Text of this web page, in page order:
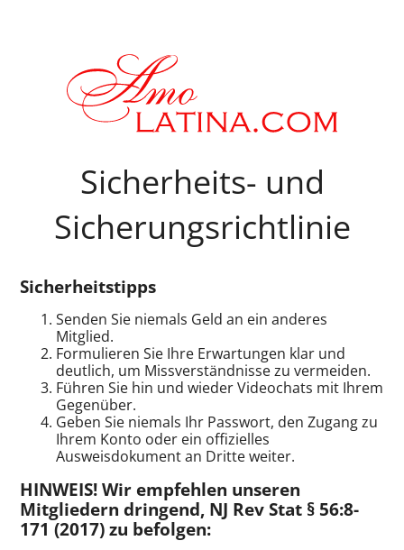
Sicherheits- und
Sicherungsrichtlinie
Sicherheitstipps
Senden Sie niemals Geld an ein anderes
Mitglied.
Formulieren Sie Ihre Erwartungen klar und
deutlich, um Missverständnisse zu vermeiden.
Führen Sie hin und wieder Videochats mit Ihrem
Gegenüber.
Geben Sie niemals Ihr Passwort, den Zugang zu
Ihrem Konto oder ein offizielles
Ausweisdokument an Dritte weiter.
HINWEIS! Wir empfehlen unseren
Mitgliedern dringend, NJ Rev Stat § 56:8-
171 (2017) zu befolgen: